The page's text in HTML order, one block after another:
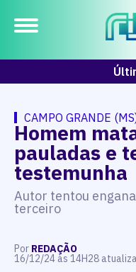
CAMPO GRANDE
Homem
pauladas e
testemunha
Autor tentou
terceiro
Por REDAÇÃO
16/12/24 às 14H28